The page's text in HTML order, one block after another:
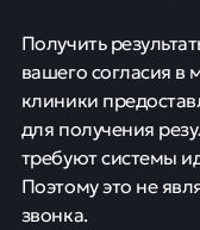
Получить
вашего согласия
клиники
для получения
требуют системы
Поэтому это не
звонка.